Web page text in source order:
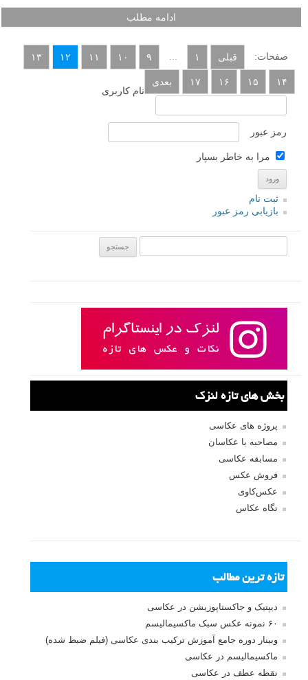
ادامه مطلب
صفحات: قبلی ۱ ۹ ۱۰ ۱۱ ۱۲ ۱۳
۱۴ ۱۵ ۱۶ ۱۷
بعدی
نام کاربری
رمز عبور
مرا به خاطر بسپار
ثبت نام
بازیابی رمز عبور
بخش های تازه لنزک
پروژه های عکاسی
مصاحبه با عکاسان
مسابقه عکاسی
فروش عکس
عکس‌کاوی
نگاه عکاس
تازه ترین مطالب
دیپتیک و جاکستا‌پوزیشن در عکاسی
۶۰ نمونه عکس سبک ماکسیمالیسم
وبینار دوره جامع آموزش ترکیب بندی عکاسی (فیلم ضبط شده)
ماکسیمالیسم در عکاسی
نقطه عطف در عکاسی